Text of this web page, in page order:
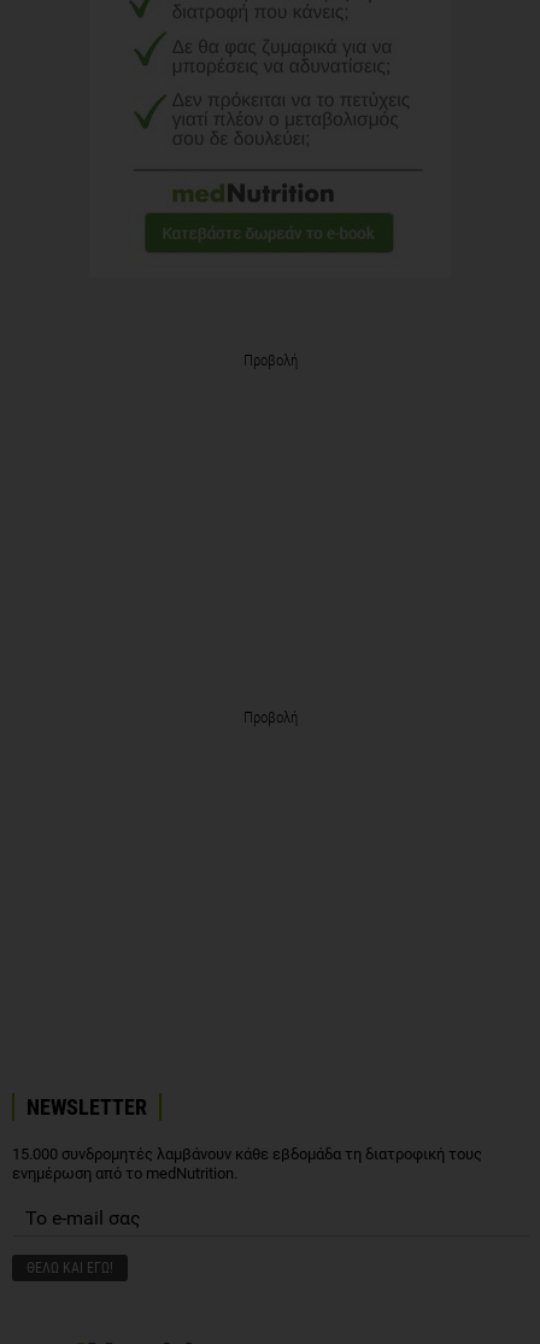
Προβολή
Προβολή
NEWSLETTER
15.000 συνδρομητές λαμβάνουν κάθε εβδομάδα τη διατροφική τους
ενημέρωση από το medNutrition.